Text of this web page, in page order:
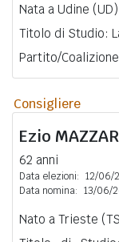
Nata a Udine
Titolo di Studio:
Partito/
Consigliere
Ezio
62 anni
Data elezioni: 12/06/
Data nomina: 13/06/
Nato a Trieste